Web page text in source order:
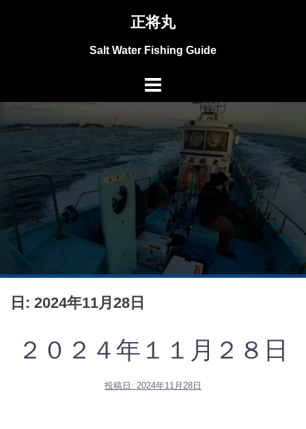
ス
正将丸
Salt Water Fishing Guide
日: 2024年11月28日
２０２４年１１月２８日
投稿日: 2024年11月28日